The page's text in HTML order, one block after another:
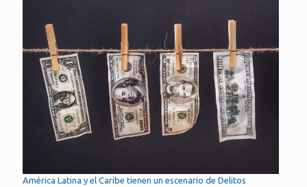
América Latina y el Caribe tienen un escenario de Delitos